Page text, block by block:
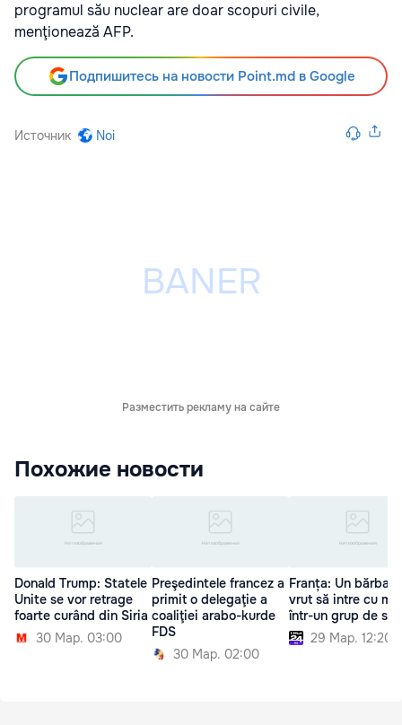
programul său nuclear are doar scopuri civile,
menţionează AFP.
Подпишитесь на новости Point.md в Google
Источник Noi
Разместить рекламу на сайте
Похожие новости
Donald Trump: Statele
Unite se vor retrage
foarte curând din Siria
30 Мар. 03:00
Preşedintele francez a
primit o delegaţie a
coaliţiei arabo-kurde
FDS
30 Мар. 02:00
Franța: Un bărbat
vrut să intre cu
într-un grup de
29 Мар. 12:20